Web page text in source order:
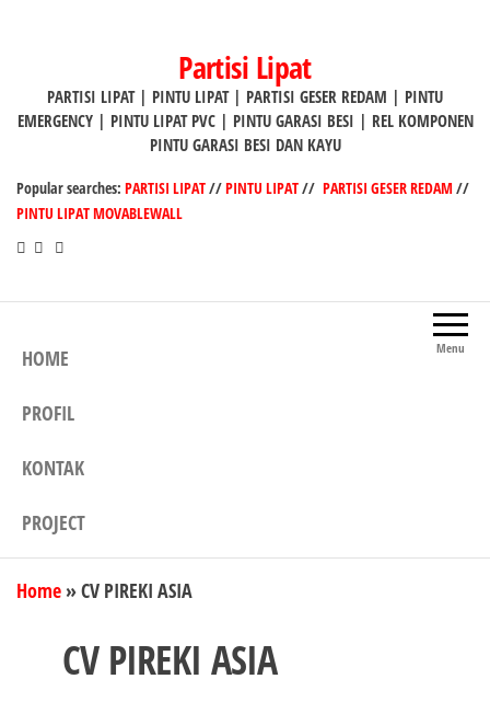
Partisi Lipat
PARTISI LIPAT | PINTU LIPAT | PARTISI GESER REDAM | PINTU
EMERGENCY | PINTU LIPAT PVC | PINTU GARASI BESI | REL KOMPONEN
PINTU GARASI BESI DAN KAYU
Popular searches: PARTISI LIPAT//PINTU LIPAT// PARTISI GESER REDAM//
PINTU LIPAT MOVABLEWALL
Menu
HOME
PROFIL
KONTAK
PROJECT
Home »CV PIREKI ASIA
CV PIREKI ASIA